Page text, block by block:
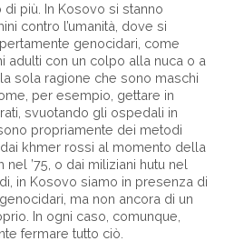
più. In Kosovo si stanno
contro l’umanità, dove si
genocidari, come
adulti con un colpo alla nuca o a
sola ragione che sono maschi
per esempio, gettare in
svuotando gli ospedali in
propriamente dei metodi
khmer rossi al momento della
’75, o dai miliziani hutu nel
in Kosovo siamo in presenza di
ma non ancora di un
In ogni caso, comunque,
fermare tutto ciò.